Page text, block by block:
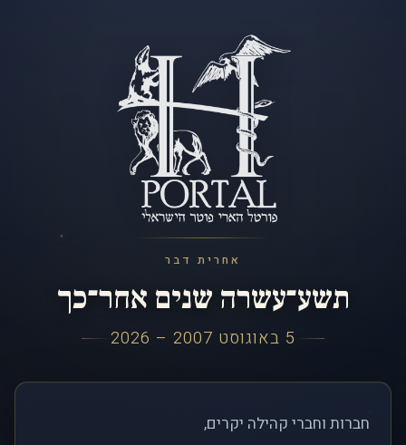
אחרית דבר
תשע־עשרה שנים אחר־כך
5 באוגוסט 2007 – 2026
חברות וחברי קהילה יקרים,